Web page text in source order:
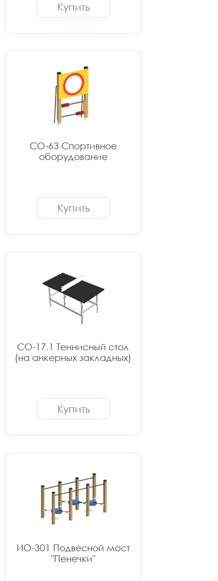
Купить
СО-63 Спортивное
оборудование
Купить
СО-17.1 Теннисный стол
(на анкерных закладных)
Купить
ИО-301 Подвесной мост
"Пенечки"